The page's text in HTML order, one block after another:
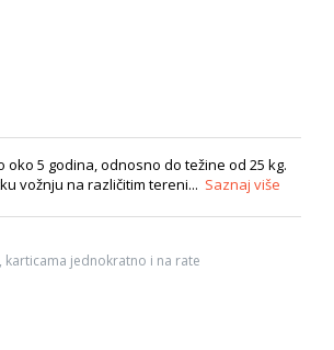
5 godina, odnosno do težine od 25 kg.
vožnju na različitim tereni... Saznaj više
jednokratno i na rate